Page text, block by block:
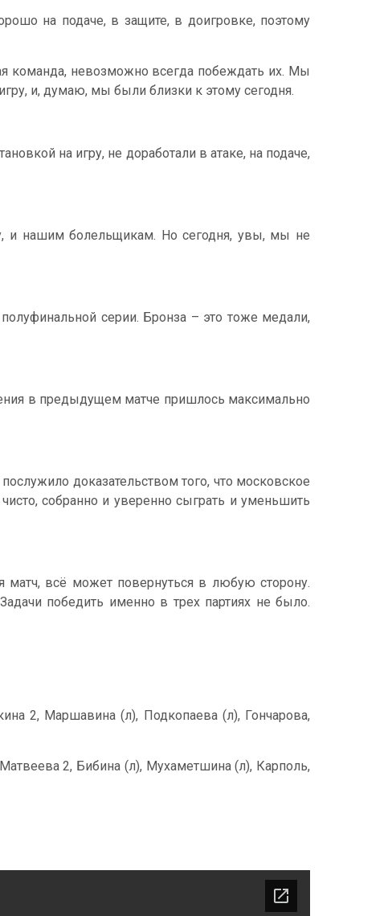
на подаче, в защите, в доигровке, поэтому
команда, невозможно всегда побеждать их. Мы
и, думаю, мы были близки к этому сегодня.
на игру, не доработали в атаке, на подаче,
и нашим болельщикам. Но сегодня, увы, мы не
серии. Бронза – это тоже медали,
в предыдущем матче пришлось максимально
доказательством того, что московское
собранно и уверенно сыграть и уменьшить
матч, всё может повернуться в любую сторону.
победить именно в трех партиях не было.
2, Маршавина (л), Подкопаева (л), Гончарова,
2, Бибина (л), Мухаметшина (л), Карполь,